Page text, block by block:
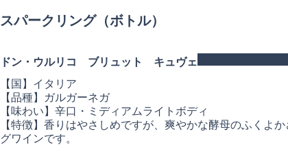
スパークリング（ボトル）
ドン・ウルリコ ブリュット キュヴェ
【国】イタリア
【品種】ガルガーネガ
【味わい】辛口・ミディアムライトボディ
【特徴】香りはやさしめですが、爽やかな酵母のふくよ
グワインです。